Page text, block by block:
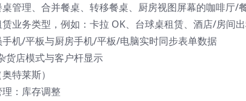
管理、合并餐桌、转移餐桌、厨房视图屏幕的咖啡厅/
赁业务类型，例如：卡拉 OK、台球桌租赁、酒店/房间
手机/平板与厨房手机/平板/电脑实时同步表单数据
货店模式与客户杆显示
特莱斯）
理：库存调整